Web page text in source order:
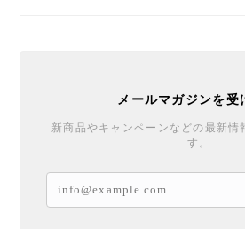
メールマガジンを受
新商品やキャンペーンなどの最新情
す。